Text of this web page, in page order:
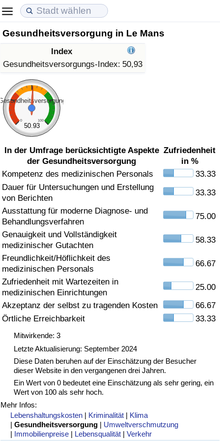
Gesundheitsversorgung in Le Mans
Index
Gesundheitsversorgungs-Index: 50,93
0 100
50.93
In der Umfrage berücksichtigte Aspekte
der Gesundheitsversorgung
Zufriedenheit
in %
Kompetenz des medizinischen Personals
33.33
Dauer für Untersuchungen und Erstellung
von Berichten
33.33
Ausstattung für moderne Diagnose- und
Behandlungsverfahren
75.00
Genauigkeit und Vollständigkeit
medizinischer Gutachten
58.33
Freundlichkeit/Höflichkeit des
medizinischen Personals
66.67
Zufriedenheit mit Wartezeiten in
medizinischen Einrichtungen
25.00
Akzeptanz der selbst zu tragenden Kosten
66.67
Örtliche Erreichbarkeit
33.33
Mitwirkende: 3
Letzte Aktualisierung: September 2024
Diese Daten beruhen auf der Einschätzung der Besucher
dieser Website in den vergangenen drei Jahren.
Ein Wert von 0 bedeutet eine Einschätzung als sehr gering, ein
Wert von 100 als sehr hoch.
Mehr Infos:
Lebenshaltungskosten | Kriminalität | Klima
|Gesundheitsversorgung | Umweltverschmutzung
| Immobilienpreise | Lebensqualität |Verkehr
Lebenshaltungskosten
Lebenshaltungskosten-Index (aktuell)
Lebenshaltungskosten-Index
Lebenshaltungskosten-Index nach Land
in Akaba
Immobilienpreise
Immobilienpreis-Index (aktuell)
Immobilienpreis-Index
Immobilienpreis-Index nach Land
Lebensqualität
Lebensqualität-Index
Lebensqualität-Index (aktuell)
Lebensqualitätsindex nach Land
Kriminalität
Kriminalitäts-Index (aktuell)
Kriminalitäts-Index
Kriminalitätsindex nach Land
Gesundheitsversorgung
Gesundheitsversorgungs-Index (aktuell)
Gesundheitsversorgungs-Index
Gesundheitsversorgungs-Index nach Land
Umweltverschmutzung
Umweltverschmutzungs-Index (aktuell)
Verschmutzungsindex
Umweltverschmutzungs-Index nach Land
Verkehr